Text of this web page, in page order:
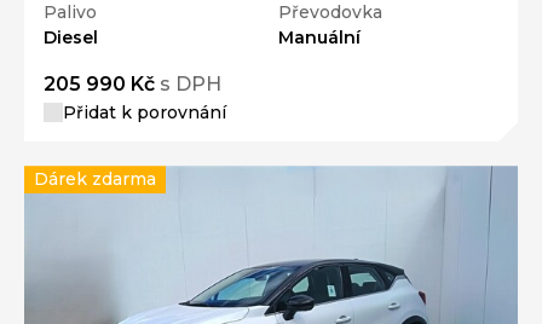
Palivo
Diesel
Převodovka
Manuální
205 990 Kč s DPH
Přidat k porovnání
Dárek zdarma